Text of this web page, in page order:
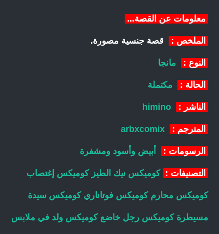
معلومات عن القصة...
الملخص : قصة جنسية مصورة.
النوع : مانجا
الحالة : مكتملة
الناشر :
المترجم :
الرسومات : أبيض وأسود ومشفرة
التصنيفات : كوميكس نيك الطيز كوميكس إغتصاب
كوميكس محارم كوميكس فوتاناري كوميكس سيدة
مسيطرة كوميكس رجل خاضع كوميكس ولد في ملابس